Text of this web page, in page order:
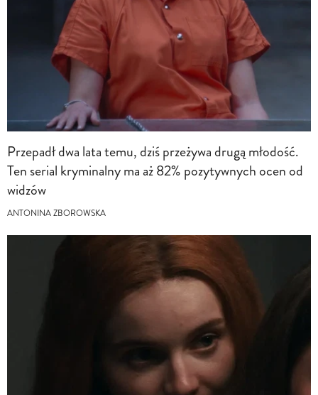
Przepadł dwa lata temu, dziś przeżywa drugą młodość.
Ten serial kryminalny ma aż 82% pozytywnych ocen od
widzów
ANTONINA ZBOROWSKA